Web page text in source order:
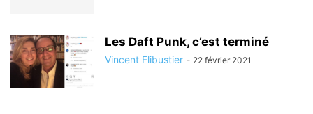
Les Daft Punk, c’est terminé
Vincent Flibustier - 22 février 2021